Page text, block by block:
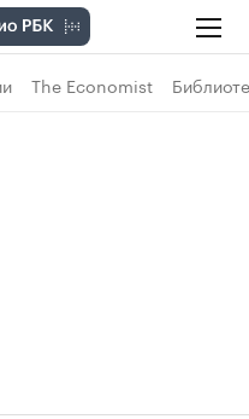
The Economist